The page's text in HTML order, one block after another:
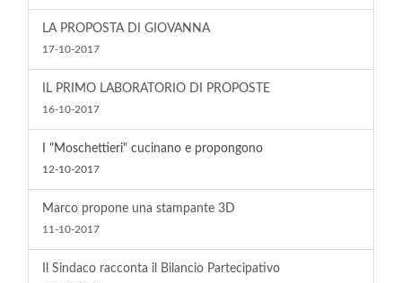
LA PROPOSTA DI GIOVANNA
17-10-2017
IL PRIMO LABORATORIO DI PROPOSTE
16-10-2017
I "Moschettieri" cucinano e propongono
12-10-2017
Marco propone una stampante 3D
11-10-2017
Il Sindaco racconta il Bilancio Partecipativo